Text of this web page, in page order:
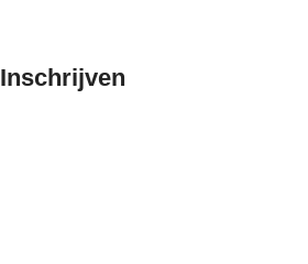
Inschrijven